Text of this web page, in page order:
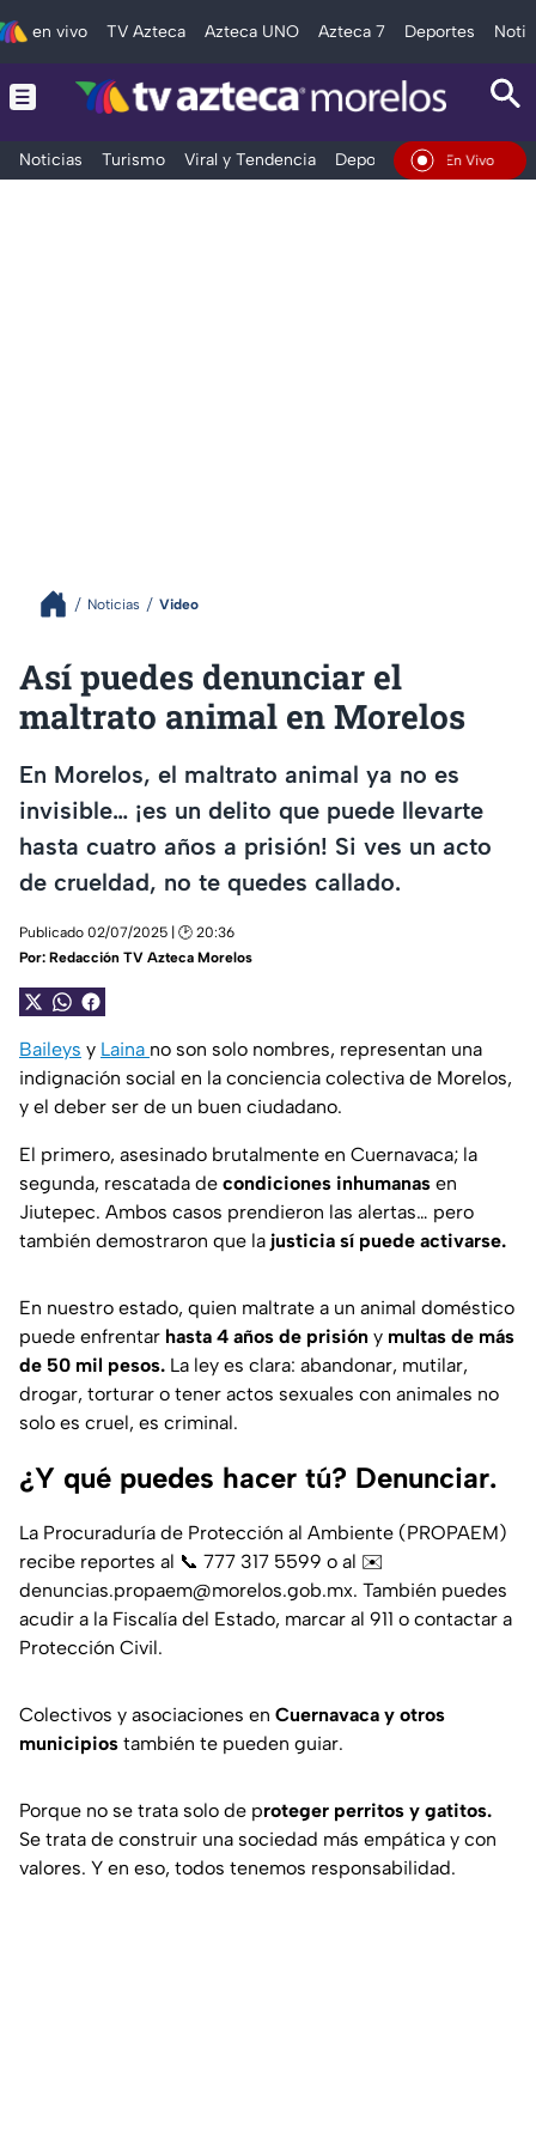
en vivo TV Azteca Azteca UNO Azteca 7 Deportes
Noticias Turismo Viral y Tendencia Deportes Espectáculos
En Vivo
Noticias Video
Así puedes denunciar el
maltrato animal en Morelos
En Morelos, el maltrato animal ya no es
invisible… ¡es un delito que puede llevarte
hasta cuatro años a prisión! Si ves un acto
de crueldad, no te quedes callado.
Publicado 02/07/2025 | 🕑 20:36
Por: Redacción TV Azteca Morelos
Baileys y Laina no son solo nombres, representan una
indignación social en la conciencia colectiva de Morelos,
y el deber ser de un buen ciudadano.
El primero, asesinado brutalmente en Cuernavaca; la
segunda, rescatada de condiciones inhumanas en
Jiutepec. Ambos casos prendieron las alertas… pero
también demostraron que la justicia sí puede activarse.
En nuestro estado, quien maltrate a un animal doméstico
puede enfrentar hasta 4 años de prisión y multas de más
de 50 mil pesos. La ley es clara: abandonar, mutilar,
drogar, torturar o tener actos sexuales con animales no
solo es cruel, es criminal.
¿Y qué puedes hacer tú? Denunciar.
La Procuraduría de Protección al Ambiente (PROPAEM)
recibe reportes al 📞 777 317 5599 o al ✉️
denuncias.propaem@morelos.gob.mx. También puedes
acudir a la Fiscalía del Estado, marcar al 911 o contactar a
Protección Civil.
Colectivos y asociaciones en Cuernavaca y otros
municipios también te pueden guiar.
Porque no se trata solo de proteger perritos y gatitos.
Se trata de construir una sociedad más empática y con
valores. Y en eso, todos tenemos responsabilidad.